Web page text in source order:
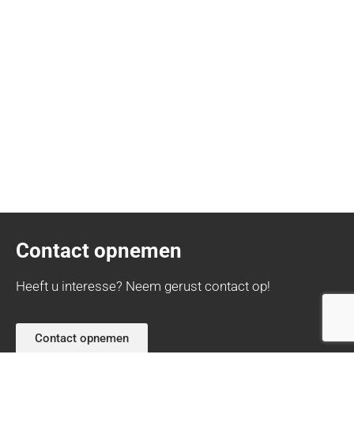
Contact opnemen
Heeft u interesse? Neem gerust contact op!
Contact opnemen